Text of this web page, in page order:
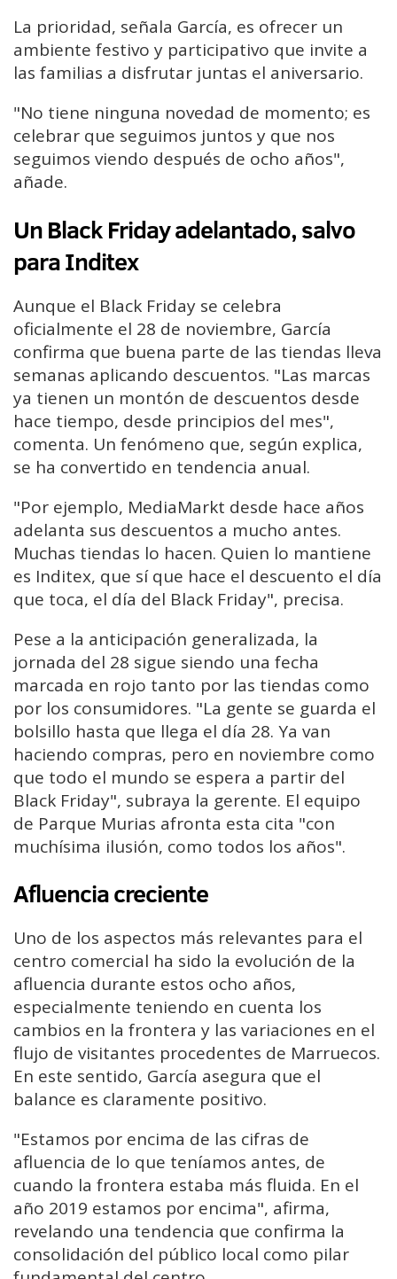
La prioridad, señala García, es ofrecer un
ambiente festivo y participativo que invite a
las familias a disfrutar juntas el aniversario.
"No tiene ninguna novedad de momento; es
celebrar que seguimos juntos y que nos
seguimos viendo después de ocho años",
añade.
Un Black Friday adelantado, salvo
para Inditex
Aunque el Black Friday se celebra
oficialmente el 28 de noviembre, García
confirma que buena parte de las tiendas lleva
semanas aplicando descuentos. "Las marcas
ya tienen un montón de descuentos desde
hace tiempo, desde principios del mes",
comenta. Un fenómeno que, según explica,
se ha convertido en tendencia anual.
"Por ejemplo, MediaMarkt desde hace años
adelanta sus descuentos a mucho antes.
Muchas tiendas lo hacen. Quien lo mantiene
es Inditex, que sí que hace el descuento el día
que toca, el día del Black Friday", precisa.
Pese a la anticipación generalizada, la
jornada del 28 sigue siendo una fecha
marcada en rojo tanto por las tiendas como
por los consumidores. "La gente se guarda el
bolsillo hasta que llega el día 28. Ya van
haciendo compras, pero en noviembre como
que todo el mundo se espera a partir del
Black Friday", subraya la gerente. El equipo
de Parque Murias afronta esta cita "con
muchísima ilusión, como todos los años".
Afluencia creciente
Uno de los aspectos más relevantes para el
centro comercial ha sido la evolución de la
afluencia durante estos ocho años,
especialmente teniendo en cuenta los
cambios en la frontera y las variaciones en el
flujo de visitantes procedentes de Marruecos.
En este sentido, García asegura que el
balance es claramente positivo.
"Estamos por encima de las cifras de
afluencia de lo que teníamos antes, de
cuando la frontera estaba más fluida. En el
año 2019 estamos por encima", afirma,
revelando una tendencia que confirma la
consolidación del público local como pilar